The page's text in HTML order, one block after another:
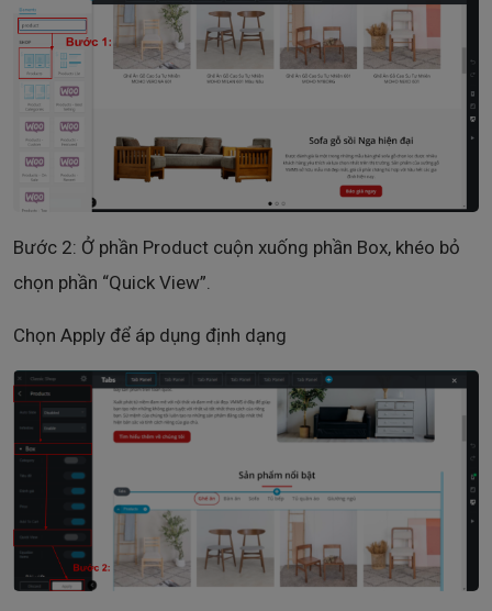
Bước 2: Ở phần Product cuộn xuống phần Box, khéo bỏ
chọn phần “Quick View”.
Chọn Apply để áp dụng định dạng